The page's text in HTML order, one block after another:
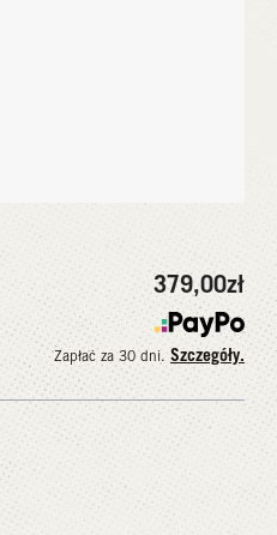
379,00zł
Zapłać za 30 dni.Szczegóły.